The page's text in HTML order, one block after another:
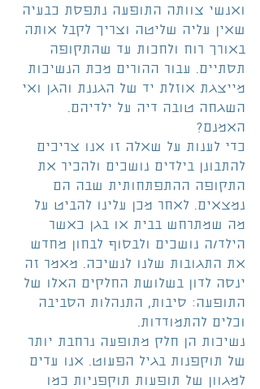
ואנשי צוותה התופעה נתפסת כבעיה
שאין עליה שליטה וצריך לקבל אותה
באורך רוח ולחכות עד שהתקופה
תסתיים. עבור ההורים מכת הנשיכות
מייצגת אוזלת יד של הגננת והגן ואי
השגחה טובה דיה על ילדיהם.
האמנם?
כדי לענות על שאלה זו אנו צריכים
להתבונן בילדים נושכים ולהכיר את
התקופה ההתפתחותית שבה הם
נמצאים. לאחר מכן עלינו להביט על
מה שמתרחש בבית או בגן כאשר
הילד/ה נושכים ולבסוף לבחון מחדש
את התגובות שלנו לנשיכה. מאמר זה
ינסה לדון בשלושת החלקים האלו של
התופעה: סיבות, התנהלות הסביבה
וכלים להתמודדות.
נשיכות הן חלק מתופעה נרחבת יותר
של תוקפנות בגיל הפעוט. אנו עדים
למגוון של תופעות תוקפניות כמו